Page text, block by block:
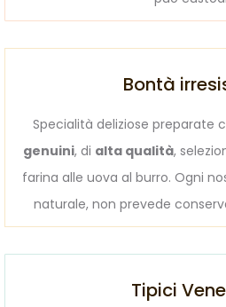
Bontà
Specialità deliziose preparate
genuini, di alta qualità,
farina alle uova al burro. Ogni
naturale, non prevede
Tipici